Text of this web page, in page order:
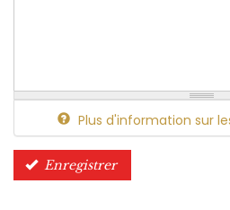
Plus d'information sur
Enregistrer